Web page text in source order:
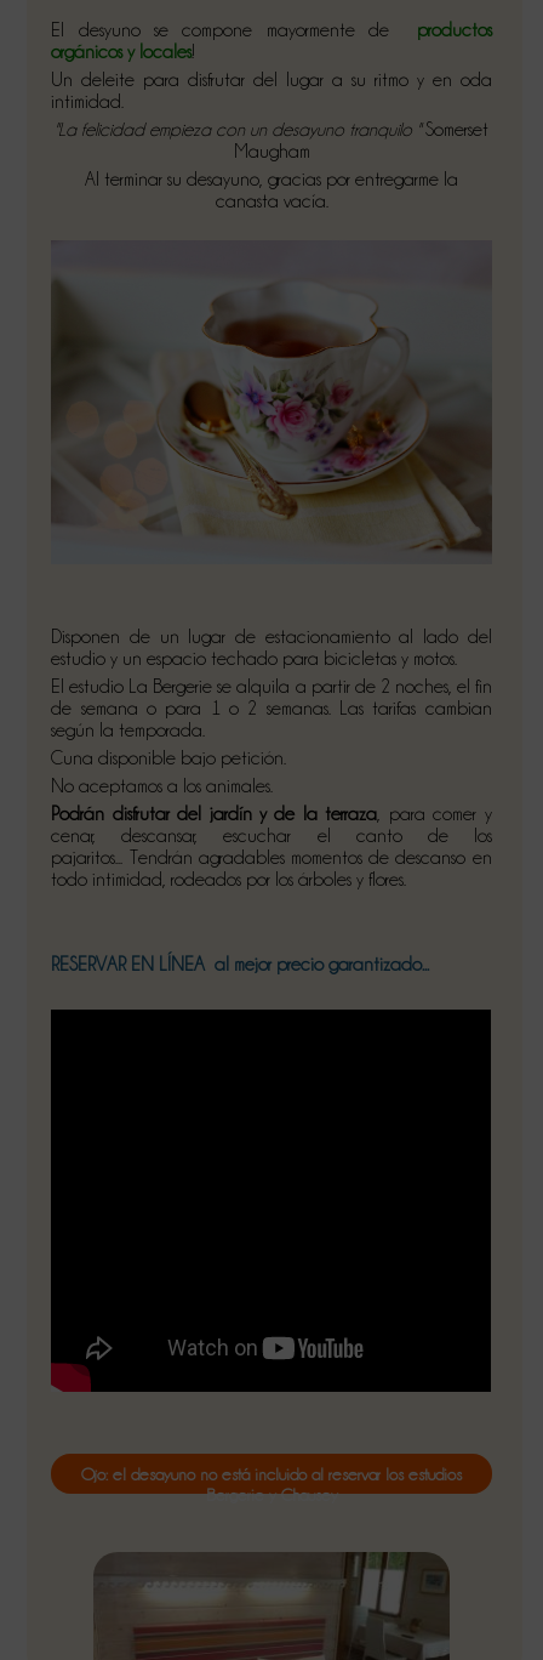
El desyuno se compone mayormente de
productos
orgánicos y locales!
Un deleite para disfrutar del lugar a su ritmo y en oda
intimidad.
"La felicidad empieza con un desayuno tranquilo "Somerset
Maugham
Al terminar su desayuno, gracias por entregarme la
canasta vacía.
Disponen de un lugar de estacionamiento al lado del
estudio y un espacio techado para bicicletas y motos.
El estudio La Bergerie se alquila a partir de 2 noches, el fin
de semana o para 1 o 2 semanas. Las tarifas cambian
según la temporada.
Cuna disponible bajo petición.
No aceptamos a los animales.
Podrán disfrutar del jardín y de la terraza , para comer y
cenar, descansar, escuchar el canto de los
pajaritos... Tendrán agradables momentos de descanso en
todo intimidad, rodeados por los árboles y flores.
RESERVAR EN LÍNEAal mejor precio garantizado...
Ojo: el desayuno no está incluido al reservar los estudios
Bergerie y Chausey